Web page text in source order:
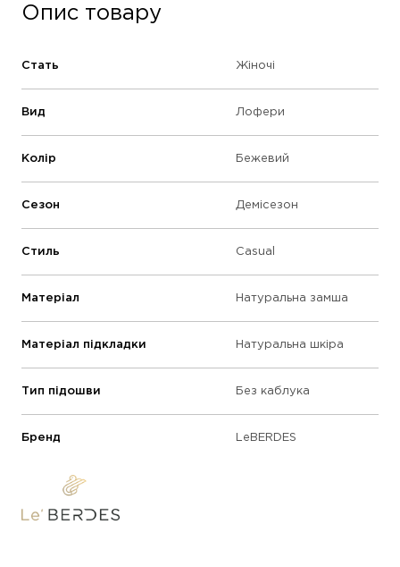
Опис товару
Стать Жіночі
Вид Лофери
Колір Бежевий
Сезон Демісезон
Стиль Casual
Матеріал Натуральна замша
Матеріал підкладки Натуральна шкіра
Тип підошви Без каблука
Бренд LeBERDES